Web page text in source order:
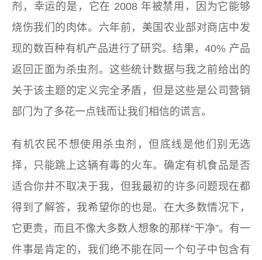
剂，幸运的是，它在 2008 年被禁用，因为它能够
烧伤我们的肉体。六年前，美国农业部对商店中发
现的数百种有机产品进行了研究。结果，40% 产品
返回正面为杀虫剂。这些统计数据与我之前给出的
关于该主题的定义完全矛盾，但是这些是公司营销
部门为了多花一点钱而让我们相信的谎言。
有机农民不想使用杀虫剂，但底线是他们别无选
择，只能跳上这辆有毒的火车。确定有机食品是否
适合你并不取决于我，但我最初的许多问题现在都
得到了解答，我希望你的也是。在大多数情况下，
它更贵，而且不像大多数人想象的那样“干净”。有一
件事是肯定的，我们绝不能在同一个句子中包含有